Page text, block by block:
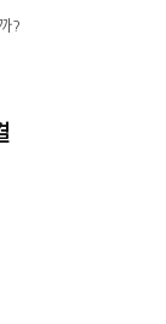
?